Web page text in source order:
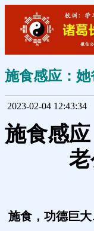
施食感应：
2023-02-04 12:43:34
施食感应
施食，功德巨